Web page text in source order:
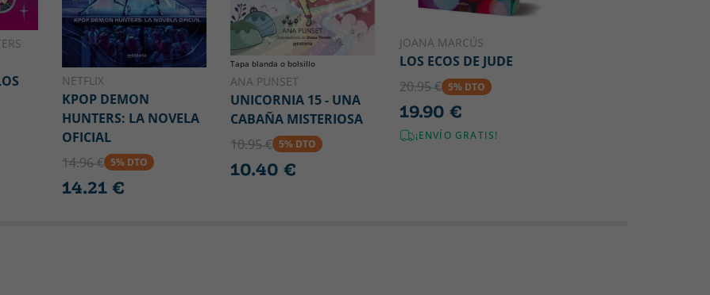
NETFLIX
KPOP DEMON
HUNTERS: LA NOVELA
OFICIAL
14.96 € 5% DTO
14.21 €
Tapa blanda o bolsillo
ANA PUNSET
UNICORNIA 15 - UNA
CABAÑA MISTERIOSA
10.95 € 5% DTO
10.40 €
JOANA MARCÚS
LOS ECOS DE JUDE
20.95 € 5% DTO
19.90 €
¡ENVÍO GRATIS!